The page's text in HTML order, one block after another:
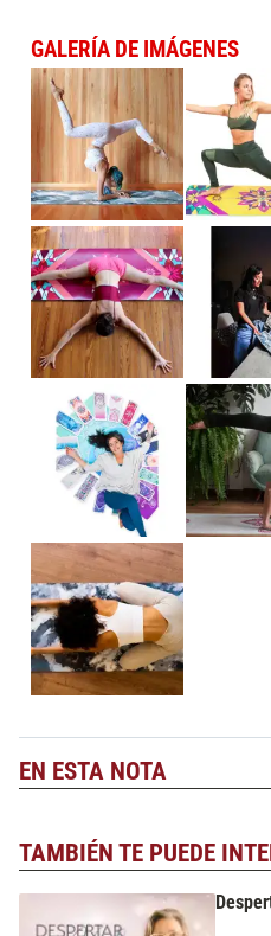
GALERÍA DE IMÁGENES
EN ESTA NOTA
TAMBIÉN TE PUEDE